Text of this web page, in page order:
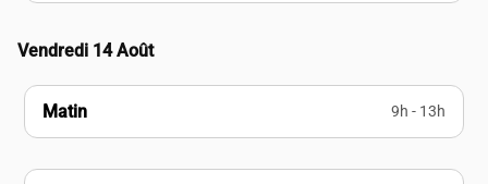
Vendredi 14 Août
Matin 9h - 13h